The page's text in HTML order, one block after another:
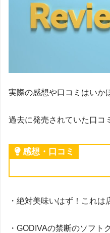
実際の感想や口コミはいか
過去に発売されていた口コ
感想・口コミ
・絶対美味いはず！これは
・GODIVAの禁断のソフト